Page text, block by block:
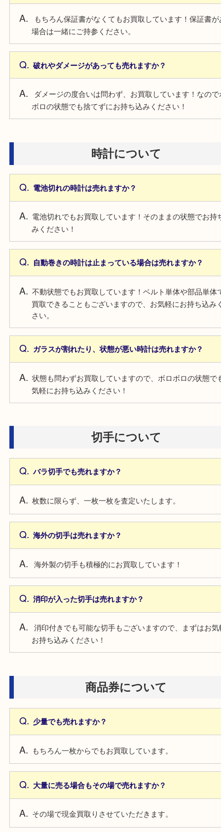
測定器がございますので、お気軽にお持ち込みくだ
ブランドについて
保証書がないブランドは売れますか？
場合は一緒にご持参ください。
破れやダメージがあっても売れますか？
ダメージの度合いは問わず、お買取しています！
ボロの状態でも捨てずにお持ち込みください！
電池切れの時計は売れますか？
電池切れでもお買取しています！そのままの状態で
みください！
不動状態でもお買取しています！ベルト単体や部品
買取できることもございますので、お気軽にお持ち
さい。
状態も問わずお買取していますので、ボロボロの状
気軽にお持ち込みください！
切手について
バラ切手でも売れますか？
枚数に限らず、一枚一枚を査定いたします。
海外の切手は売れますか？
海外製の切手も積極的にお買取しています！
消印が入った切手は売れますか？
消印付きでも可能な切手もございますので、まず